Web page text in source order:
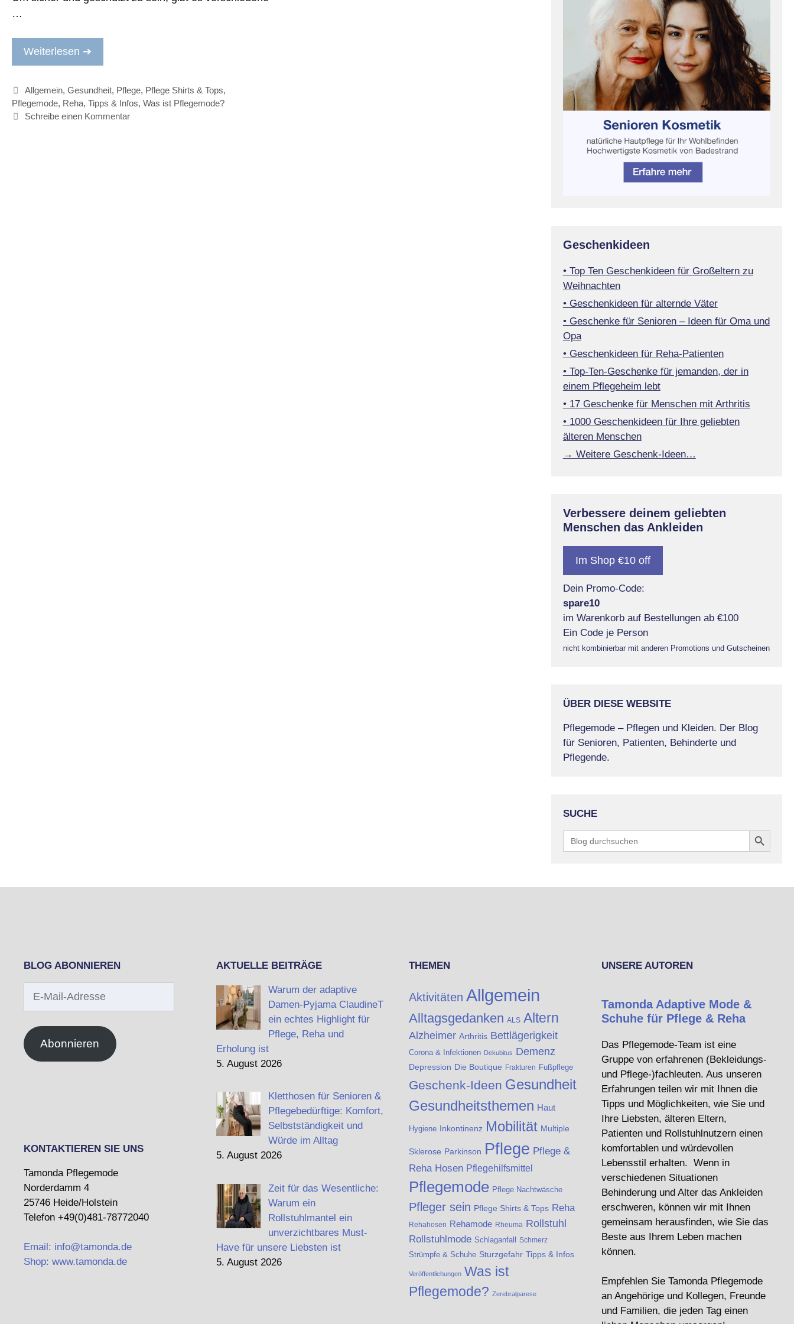
…
Weiterlesen ➔
Kategorien
Allgemein,Gesundheit, Pflege, Pflege Shirts & Tops,
Pflegemode, Reha, Tipps & Infos, Was ist Pflegemode?
Schreibe einen Kommentar
Geschenkideen
• Top Ten Geschenkideen für Großeltern zu
Weihnachten
• Geschenkideen für alternde Väter
• Geschenke für Senioren – Ideen für Oma und
Opa
• Geschenkideen für Reha-Patienten
• Top-Ten-Geschenke für jemanden, der in
einem Pflegeheim lebt
• 17 Geschenke für Menschen mit Arthritis
• 1000 Geschenkideen für Ihre geliebten
älteren Menschen
→ Weitere Geschenk-Ideen…
Verbessere deinem geliebten
Menschen das Ankleiden
Im Shop €10 off
Dein Promo-Code:
spare10
im Warenkorb auf Bestellungen ab €100
Ein Code je Person
nicht kombinierbar mit anderen Promotions und Gutscheinen
ÜBER DIESE WEBSITE
Pflegemode – Pflegen und Kleiden. Der Blog
für Senioren, Patienten, Behinderte und
Pflegende.
SUCHE
Search
for:
Search Button
BLOG ABONNIEREN
Mail-
Abonnieren
KONTAKTIEREN SIE UNS
Tamonda Pflegemode
Norderdamm 4
25746 Heide/Holstein
Telefon +49(0)481-78772040
Email: info@tamonda.de
Shop: www.tamonda.de
AKTUELLE BEITRÄGE
Warum der adaptive
Damen-Pyjama ClaudineT
ein echtes Highlight für
Pflege, Reha und
Erholung ist
5. August 2026
Kletthosen für Senioren &
Pflegebedürftige: Komfort,
Selbstständigkeit und
Würde im Alltag
5. August 2026
Zeit für das Wesentliche:
Warum ein
Rollstuhlmantel ein
unverzichtbares Must-
Have für unsere Liebsten ist
5. August 2026
THEMEN
Aktivitäten Allgemein
Alltagsgedanken ALS Altern
Alzheimer Arthritis Bettlägerigkeit
Corona & Infektionen Dekubitus Demenz
Depression Die Boutique Frakturen Fußpflege
Geschenk-Ideen Gesundheit
Gesundheitsthemen Haut
Hygiene Inkontinenz Mobilität Multiple
Sklerose Parkinson Pflege Pflege &
Reha Hosen Pflegehilfsmittel
Pflegemode Pflege Nachtwäsche
Pfleger sein Pflege Shirts & Tops Reha
Rehahosen Rehamode Rheuma Rollstuhl
Rollstuhlmode Schlaganfall Schmerz
Strümpfe & Schuhe Sturzgefahr Tipps & Infos
Veröffentlichungen Was ist
Pflegemode? Zerebralparese
UNSERE AUTOREN
Tamonda Adaptive Mode &
Schuhe für Pflege & Reha
Das Pflegemode-Team ist eine
Gruppe von erfahrenen (Bekleidungs-
und Pflege-)fachleuten. Aus unseren
Erfahrungen teilen wir mit Ihnen die
Tipps und Möglichkeiten, wie Sie und
Ihre Liebsten, älteren Eltern,
Patienten und Rollstuhlnutzern einen
komfortablen und würdevollen
Lebensstil erhalten. Wenn in
verschiedenen Situationen
Behinderung und Alter das Ankleiden
erschweren, können wir mit Ihnen
gemeinsam herausfinden, wie Sie das
Beste aus Ihrem Leben machen
können.
Empfehlen Sie Tamonda Pflegemode
an Angehörige und Kollegen, Freunde
und Familien, die jeden Tag einen